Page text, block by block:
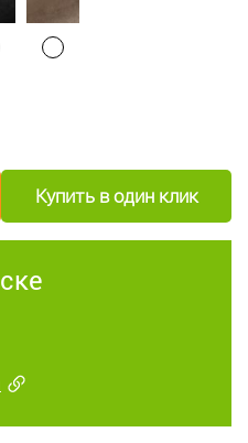
Купить в один клик